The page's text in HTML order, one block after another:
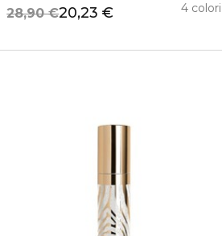
20,23 €
28,90 € 4 colori